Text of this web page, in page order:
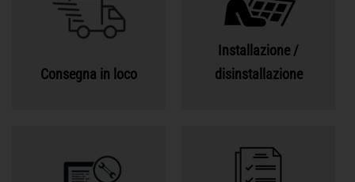
Consegna in loco
Installazione /
disinstallazione